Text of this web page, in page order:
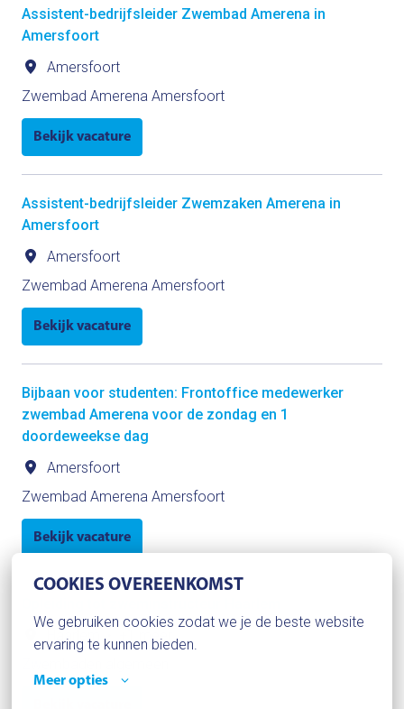
COOKIES OVEREENKOMST
We gebruiken cookies zodat we je de beste website
ervaring te kunnen bieden.
Meer opties
Assistent-bedrijfsleider Zwembad Amerena in
Amersfoort
Amersfoort
Zwembad Amerena Amersfoort
Bekijk vacature
Assistent-bedrijfsleider Zwemzaken Amerena in
Amersfoort
Amersfoort
Zwembad Amerena Amersfoort
Bekijk vacature
Bijbaan voor studenten: Frontoffice medewerker
zwembad Amerena voor de zondag en 1
doordeweekse dag
Amersfoort
Zwembad Amerena Amersfoort
Bekijk vacature
Haarlem
+1 meer